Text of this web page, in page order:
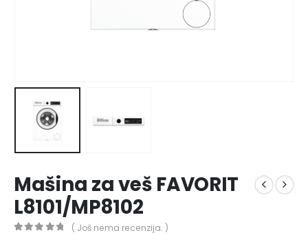
Mašina za veš FAVORIT
L8101/MP8102
( Još nema recenzija. )